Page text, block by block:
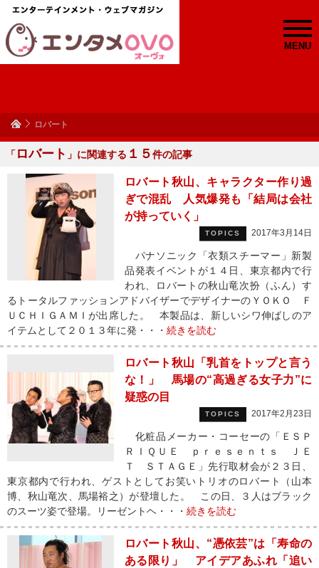
MENU
ロバート
「 ロバート 」に関連する １５件の記事
ロバート秋山、キャラクター作り過
ぎで混乱 人気爆発も「結局は会社
が持っていく」
TOPICS 2017年3月14日
パナソニック「衣類スチーマー」新製
品発表イベントが１４日、東京都内で行
われ、ロバートの秋山竜次扮（ふん）す
るトータルファッションアドバイザーでデザイナーのＹＯＫＯ Ｆ
ＵＣＨＩＧＡＭＩが出席した。 本製品は、新しいシワ伸ばしのア
イテムとして２０１３年に発・・・ 続きを読む
ロバート秋山「乳首をトップと言う
な！」 馬場の“高過ぎる女子力”に
疑惑の目
TOPICS 2017年2月23日
化粧品メーカー・コーセーの「ＥＳＰ
ＲＩＱＵＥ ｐｒｅｓｅｎｔｓ ＪＥ
Ｔ ＳＴＡＧＥ」先行取材会が２３日、
東京都内で行われ、ゲストとしてお笑いトリオのロバート（山本
博、秋山竜次、馬場裕之）が登壇した。 この日、３人はブラック
のスーツ姿で登場。リーゼントヘ・・・ 続きを読む
ロバート秋山、“憑依芸”は「寿命の
ある限り」 アイデアあふれ「追い